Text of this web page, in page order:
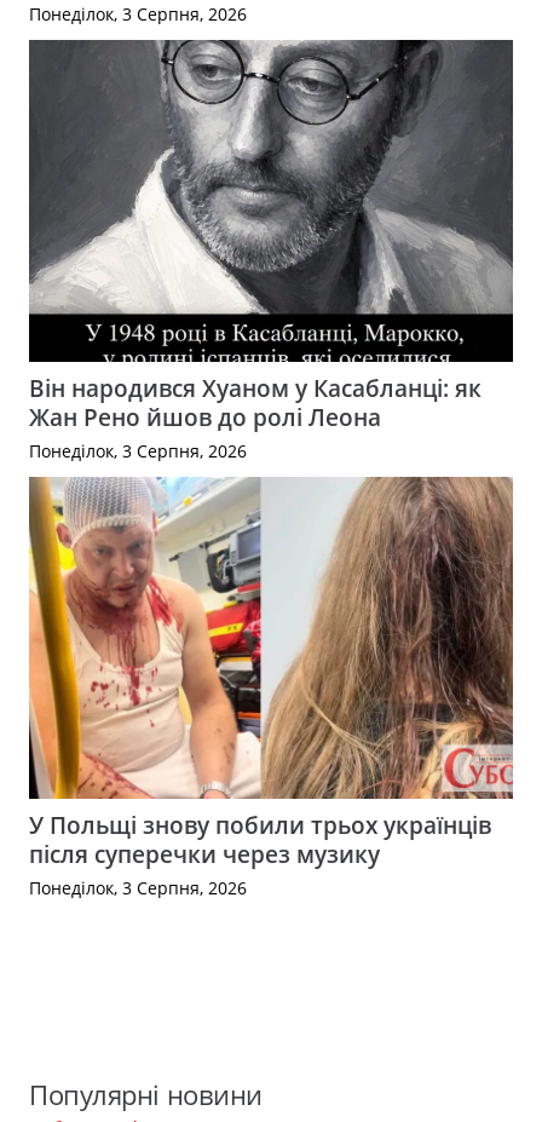
Понеділок, 3 Серпня, 2026
Він народився Хуаном у Касабланці: як
Жан Рено йшов до ролі Леона
Понеділок, 3 Серпня, 2026
У Польщі знову побили трьох українців
після суперечки через музику
Понеділок, 3 Серпня, 2026
Популярні новини